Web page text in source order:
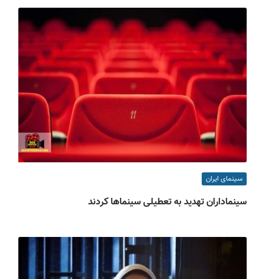
سینمای ایران
سینماداران تهدید به تعطیلی سینماها کردند